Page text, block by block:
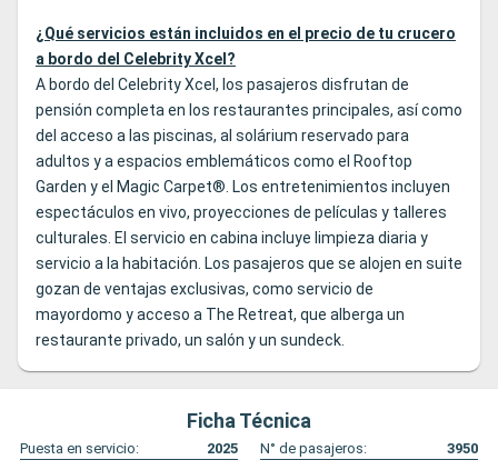
¿Qué servicios están incluidos en el precio de tu crucero
a bordo del Celebrity Xcel?
A bordo del Celebrity Xcel, los pasajeros disfrutan de
pensión completa en los restaurantes principales, así como
del acceso a las piscinas, al solárium reservado para
adultos y a espacios emblemáticos como el Rooftop
Garden y el Magic Carpet®. Los entretenimientos incluyen
espectáculos en vivo, proyecciones de películas y talleres
culturales. El servicio en cabina incluye limpieza diaria y
servicio a la habitación. Los pasajeros que se alojen en suite
gozan de ventajas exclusivas, como servicio de
mayordomo y acceso a The Retreat, que alberga un
restaurante privado, un salón y un sundeck.
Ficha Técnica
Puesta en servicio: 2025 N° de pasajeros:
3950